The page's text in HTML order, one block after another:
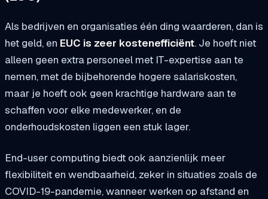
Als bedrijven en organisaties één ding waarderen, dan is
het geld, en EUC is zeer kostenefficiënt. Je hoeft niet
alleen geen extra personeel met IT-expertise aan te
nemen, met de bijbehorende hogere salariskosten,
maar je hoeft ook geen krachtige hardware aan te
schaffen voor elke medewerker, en de
onderhoudskosten liggen een stuk lager.
End-user computing biedt ook aanzienlijk meer
flexibiliteit en wendbaarheid, zeker in situaties zoals de
COVID-19-pandemie, wanneer werken op afstand en